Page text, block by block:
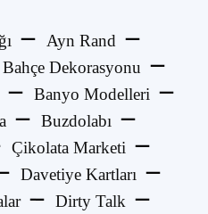
Ayn Rand
Bahçe Dekorasyonu
Banyo Modelleri
Buzdolabı
Çikolata Marketi
Davetiye Kartları
Dirty Talk